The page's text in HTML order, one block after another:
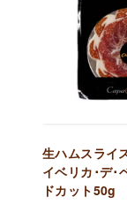
生ハムスライ
イベリカ･デ･
ドカット50g